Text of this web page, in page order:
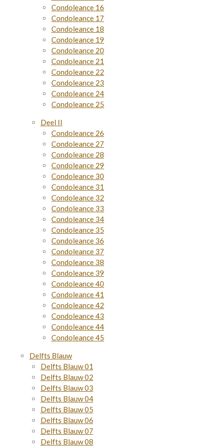
Condoleance 16
Condoleance 17
Condoleance 18
Condoleance 19
Condoleance 20
Condoleance 21
Condoleance 22
Condoleance 23
Condoleance 24
Condoleance 25
Deel II
Condoleance 26
Condoleance 27
Condoleance 28
Condoleance 29
Condoleance 30
Condoleance 31
Condoleance 32
Condoleance 33
Condoleance 34
Condoleance 35
Condoleance 36
Condoleance 37
Condoleance 38
Condoleance 39
Condoleance 40
Condoleance 41
Condoleance 42
Condoleance 43
Condoleance 44
Condoleance 45
Delfts Blauw
Delfts Blauw 01
Delfts Blauw 02
Delfts Blauw 03
Delfts Blauw 04
Delfts Blauw 05
Delfts Blauw 06
Delfts Blauw 07
Delfts Blauw 08